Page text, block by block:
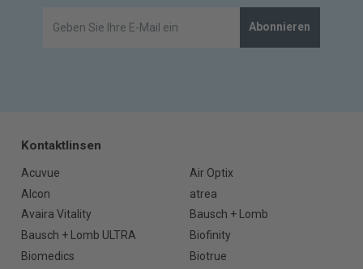
Abonnieren
Kontaktlinsen
Acuvue
Air Optix
Alcon
atrea
Avaira Vitality
Bausch + Lomb
Bausch + Lomb ULTRA
Biofinity
Biomedics
Biotrue